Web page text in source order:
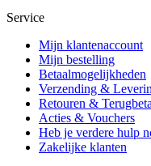
Service
Mijn klantenaccount
Mijn bestelling
Betaalmogelijkheden
Verzending &
Retouren &
Acties & Vouchers
Heb je verdere hulp
Zakelijke klanten